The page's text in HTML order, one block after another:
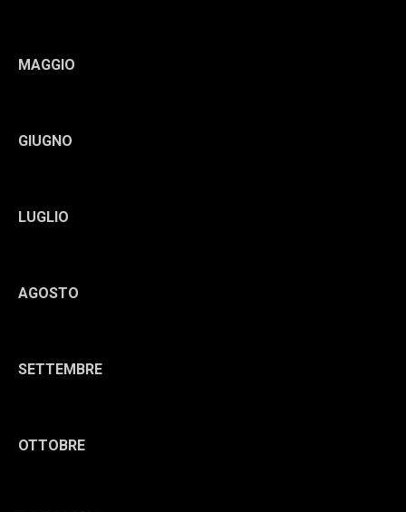
MAGGIO
GIUGNO
LUGLIO
AGOSTO
SETTEMBRE
OTTOBRE